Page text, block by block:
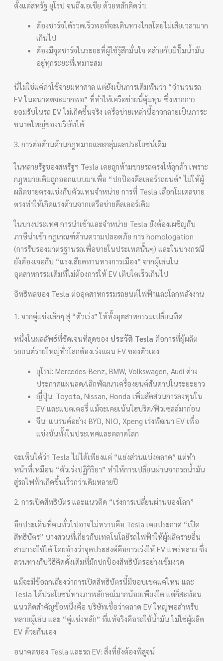
ตั้งแต่สหรัฐ ยุโรป จนถึงเอเชีย ด้วยหลักคิดว่า:
ต้องชาร์จได้รวดเร็วพอที่จะเดินทางไกลโดยไม่เสียเวลามาก
เกินไป
ต้องมีจุดชาร์จในระยะที่ผู้ใช้รู้สึกมั่นใจ คล้ายกับมีปั๊มน้ำมัน
อยู่ทุกระยะที่เหมาะสม
นี่ไม่ใช่แค่ค่าใช้จ่ายมหาศาล แต่ยังเป็นการเดิมพันว่า “จำนวนรถ
EV ในอนาคตจะมากพอ” ที่ทำให้เครือข่ายนี้คุ้มทุน ซึ่งหากการ
ยอมรับในรถ EV ไม่เกิดขึ้นจริง เครือข่ายเหล่านี้อาจกลายเป็นภาระ
ขนาดใหญ่ของบริษัทได้
3. การต่อต้านด้านกฎหมายและกลุ่มผลประโยชน์เดิม
ในหลายรัฐของสหรัฐฯ Tesla เคยถูกห้ามขายรถตรงให้ลูกค้า เพราะ
กฎหมายเดิมถูกออกแบบมาเพื่อ “ปกป้องดีลเลอร์รถยนต์” ไม่ให้ผู้
ผลิตขายตรงแข่งกับตัวแทนจำหน่าย การที่ Tesla เลือกโมเดลขาย
ตรงทำให้เกิดแรงต้านจากเครือข่ายดีลเลอร์เดิม
ในบางประเทศ การนำเข้าและจำหน่าย Tesla ยังต้องเผชิญกับ
ภาษีนำเข้า กฎเกณฑ์ด้านความปลอดภัย การ homologation
(การรับรองมาตรฐานรถเพื่อขายในประเทศนั้นๆ) และในบางกรณี
ยังต้องเจอกับ “แรงเสียดทานทางการเมือง” จากผู้เล่นใน
อุตสาหกรรมเดิมที่ไม่ต้องการให้ EV เติบโตเร็วเกินไป
อิทธิพลของ Tesla ต่ออุตสาหกรรมรถยนต์ไฟฟ้าและโลกพลังงาน
1. จากคู่แข่งเล็กๆ สู่ “ตัวเร่ง” ให้ทั้งอุตสาหกรรมเปลี่ยนทิศ
หนึ่งในผลลัพธ์ที่ชัดเจนที่สุดของประวัติ Tesla คือการที่ผู้ผลิต
รถยนต์รายใหญ่ทั่วโลกต้องเร่งแผน EV ของตัวเอง:
ยุโรป: Mercedes-Benz, BMW, Volkswagen, Audi ต่าง
ประกาศแผนลด/เลิกพัฒนาเครื่องยนต์สันดาปในระยะยาว
ญี่ปุ่น: Toyota, Nissan, Honda เพิ่มสัดส่วนการลงทุนใน
EV และแบตเตอรี่ แม้จะเคยเน้นไฮบริด/ฟิวเซลล์มาก่อน
จีน: แบรนด์อย่าง BYD, NIO, Xpeng เร่งพัฒนา EV เพื่อ
แข่งขันทั้งในประเทศและตลาดโลก
จะเห็นได้ว่า Tesla ไม่ได้เพียงแค่ “แย่งส่วนแบ่งตลาด” แต่ทำ
หน้าที่เหมือน “ตัวเร่งปฏิกิริยา” ทำให้การเปลี่ยนผ่านจากรถน้ำมัน
สู่รถไฟฟ้าเกิดขึ้นเร็วกว่าเดิมหลายปี
2. การเปิดสิทธิบัตร และแนวคิด “เร่งการเปลี่ยนผ่านของโลก”
อีกประเด็นที่คนทั่วไปอาจไม่ทราบคือ Tesla เคยประกาศ “เปิด
สิทธิบัตร” บางส่วนที่เกี่ยวกับเทคโนโลยีรถไฟฟ้าให้ผู้ผลิตรายอื่น
สามารถใช้ได้ โดยอ้างว่าจุดประสงค์คือการเร่งให้ EV แพร่หลาย ซึ่ง
สวนทางกับวิธีคิดดั้งเดิมที่มักปกป้องสิทธิบัตรอย่างเข้มงวด
แม้จะมีข้อถกเถียงว่าการเปิดสิทธิบัตรนี้มีขอบเขตแค่ไหน และ
Tesla ได้ประโยชน์ทางภาพลักษณ์มากน้อยเพียงใด แต่ก็สะท้อน
แนวคิดสำคัญข้อหนึ่งคือ บริษัทเชื่อว่าตลาด EV ใหญ่พอสำหรับ
หลายผู้เล่น และ “คู่แข่งหลัก” ที่แท้จริงคือรถใช้น้ำมัน ไม่ใช่ผู้ผลิต
EV ด้วยกันเอง
อนาคตของ Tesla และรถ EV: สิ่งที่ยังต้องพิสูจน์